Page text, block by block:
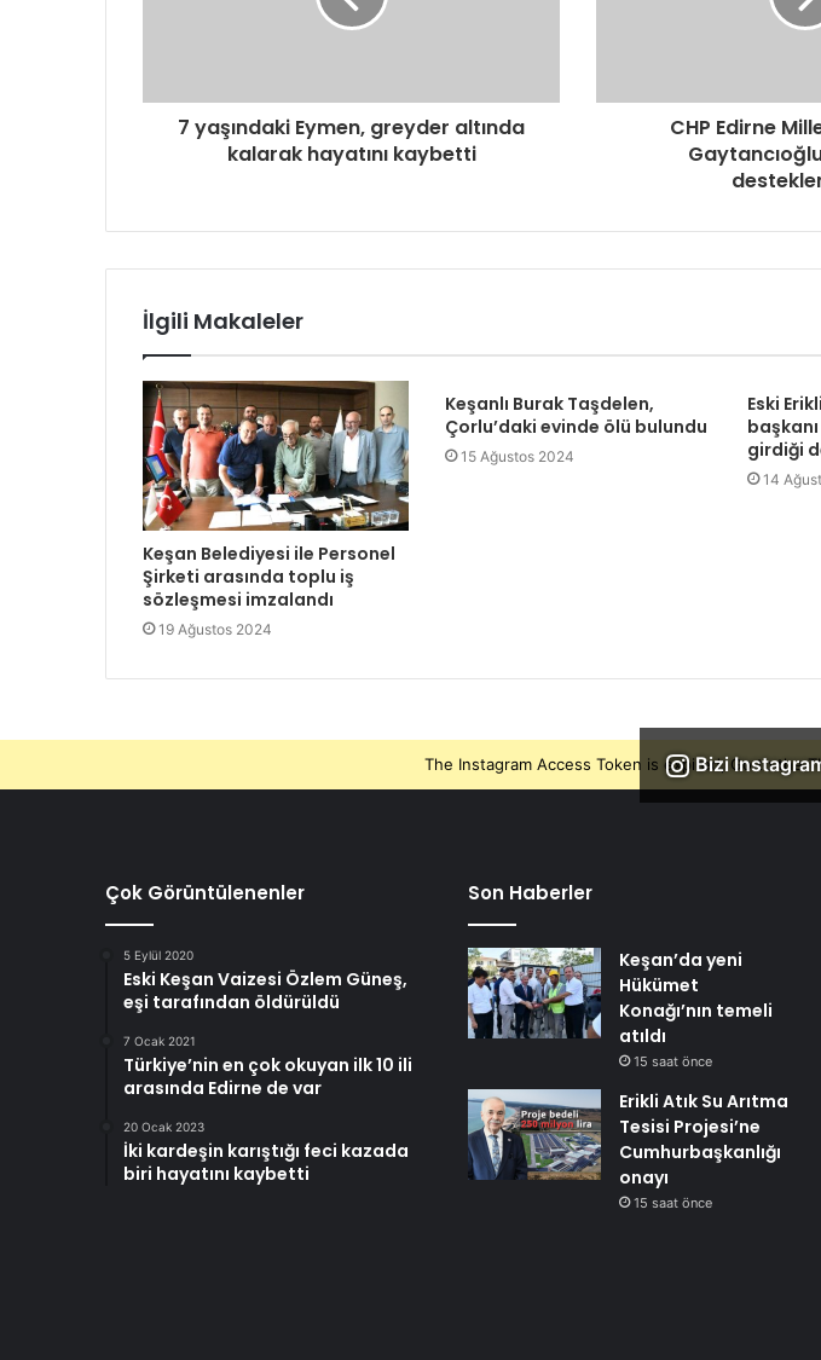
7 yaşındaki Eymen, greyder altında
kalarak hayatını kaybetti
CHP Edirne
İlgili Makaleler
Keşan Belediyesi ile Personel
Şirketi arasında toplu iş
sözleşmesi imzalandı
19 Ağustos 2024
Keşanlı Burak Taşdelen,
Çorlu’daki evinde ölü bulundu
15 Ağustos 2024
Eski
girdiği
14
Bizi
The Instagram Access Token is expired, Go to the
Çok Görüntülenenler
5 Eylül 2020
Eski Keşan Vaizesi Özlem Güneş,
eşi tarafından öldürüldü
7 Ocak 2021
Türkiye’nin en çok okuyan ilk 10 ili
arasında Edirne de var
20 Ocak 2023
İki kardeşin karıştığı feci kazada
biri hayatını kaybetti
Son Haberler
Keşan’da yeni
Hükümet
Konağı’nın temeli
atıldı
15 saat önce
Erikli Atık Su Arıtma
Tesisi Projesi’ne
Cumhurbaşkanlığı
onayı
15 saat önce